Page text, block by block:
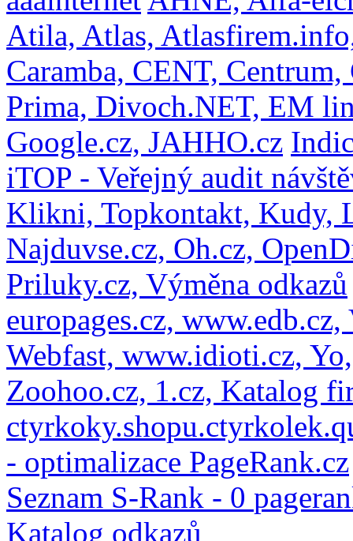
Atila, Atlas,
Caramba, CENT, Centrum,
Prima, Divoch.NET, EM
Google.cz, JAHHO.cz
iTOP - Veřejný audit
Klikni, Topkontakt, Kudy,
Najduvse.cz, Oh.cz,
Priluky.cz, Výměna odkazů
europages.cz, www.edb.cz,
Webfast, www.idioti.cz,
Zoohoo.cz, 1.cz, Katalog
- optimalizace PageRank.cz
Seznam S-Rank - 0
Katalog odkazů